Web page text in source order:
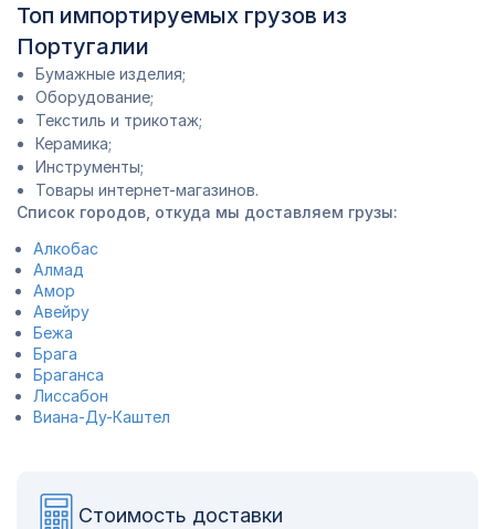
Топ импортируемых грузов из
Португалии
Бумажные изделия;
Оборудование;
Текстиль и трикотаж;
Керамика;
Инструменты;
Товары интернет-магазинов.
Список городов, откуда мы доставляем грузы:
Алкобас
Алмад
Амор
Авейру
Бежа
Брага
Браганса
Лиссабон
Виана-Ду-Каштел
Стоимость доставки